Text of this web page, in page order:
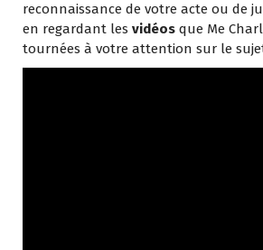
reconnaissance de votre acte ou de
en regardant les vidéos que Me
tournées à votre attention sur le